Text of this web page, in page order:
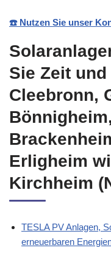
☎️ Nutzen Sie unser
Sie Zeit
Cleebronn,
Erligheim
Kirchheim
TESLA PV Anlagen,
erneuerbaren